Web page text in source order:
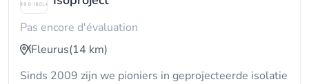
Pas encore d'évaluation
Fleurus(14 km)
Sinds 2009 zijn we pioniers in geprojecteerde isolatie